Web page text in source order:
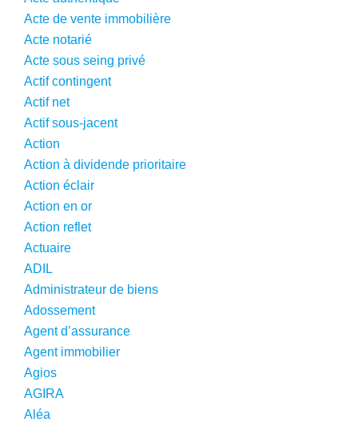
Acte de vente immobilière
Acte notarié
Acte sous seing privé
Actif contingent
Actif net
Actif sous-jacent
Action
Action à dividende prioritaire
Action éclair
Action en or
Action reflet
Actuaire
ADIL
Administrateur de biens
Adossement
Agent d’assurance
Agent immobilier
Agios
AGIRA
Aléa